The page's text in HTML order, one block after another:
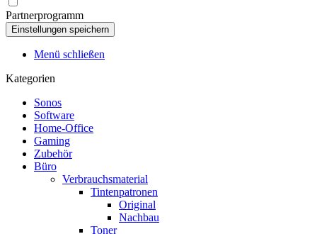
Partnerprogramm
Menü schließen
Kategorien
Sonos
Software
Home-Office
Gaming
Zubehör
Büro
Verbrauchsmaterial
Tintenpatronen
Original
Nachbau
Toner